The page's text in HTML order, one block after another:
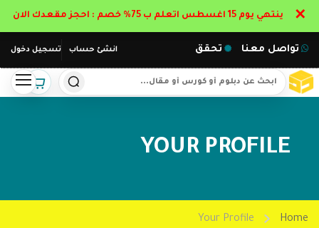
انشئ حساب تسجيل دخول تواصل معنا تحقق
YOUR PROFILE
Home
Your Profile
ينتهي يوم 15 اغسطس اتعلم ب 75% خصم : احجز مقعدك الان ✕